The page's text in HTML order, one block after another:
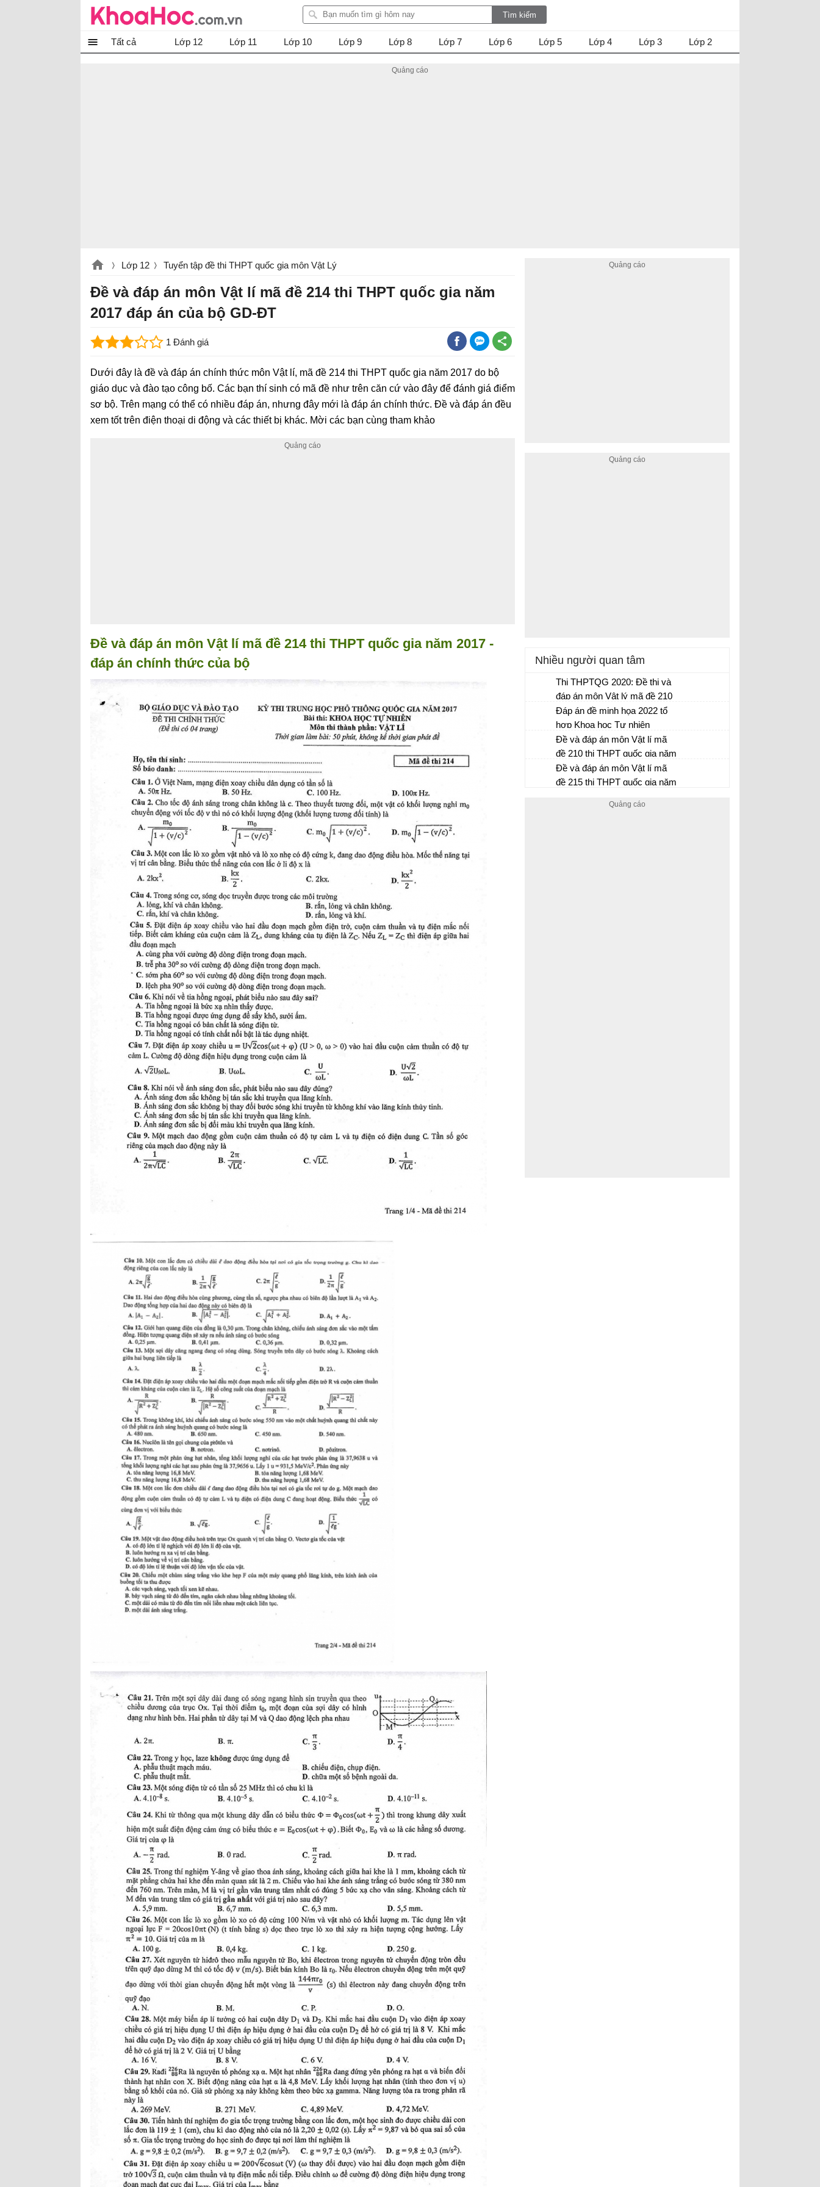
Tất cả Lớp 12 Lớp 11 Lớp 10 Lớp 9 Lớp 8 Lớp 7 Lớp 6 Lớp 5 Lớp 4 Lớp 3 Lớp 2
Lớp 12 Tuyển tập đề thi THPT quốc gia môn Vật Lý
Đề và đáp án môn Vật lí mã đề 214 thi THPT quốc gia năm
2017 đáp án của bộ GD-ĐT
1 Đánh giá
Dưới đây là đề và đáp án chính thức môn Vật lí, mã đề 214 thi THPT quốc gia năm 2017 do bộ
giáo dục và đào tạo công bố. Các bạn thí sinh có mã đề như trên căn cứ vào đây để đánh giá điểm
sơ bộ. Trên mạng có thể có nhiều đáp án, nhưng đây mới là đáp án chính thức. Đề và đáp án đều
xem tốt trên điện thoại di động và các thiết bị khác. Mời các bạn cùng tham khảo
Đề và đáp án môn Vật lí mã đề 214 thi THPT quốc gia năm 2017 -
đáp án chính thức của bộ
Nhiều người quan tâm
Thi THPTQG 2020: Đề thi và
đáp án môn Vật lý mã đề 210
Đáp án đề minh họa 2022 tổ
hợp Khoa học Tự nhiên
Đề minh họa 2022 tổ hợp Khoa học Tự
nhiên
Đề và đáp án môn Vật lí mã
đề 210 thi THPT quốc gia năm
2017 đáp án của bộ GD-ĐT
Đề và đáp án môn Vật lí mã
đề 215 thi THPT quốc gia năm